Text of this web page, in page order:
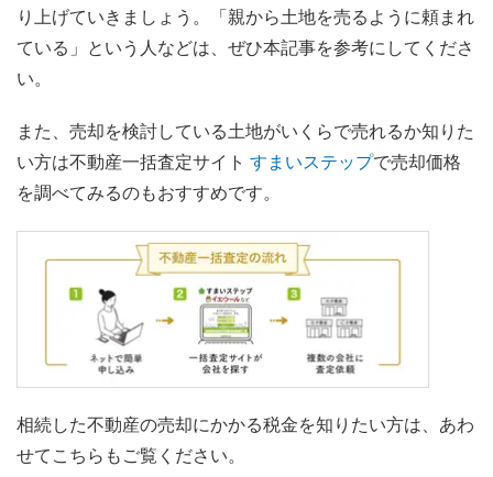
り上げていきましょう。「親から土地を売るように頼まれ
ている」という人などは、ぜひ本記事を参考にしてくださ
い。
また、売却を検討している土地がいくらで売れるか知りた
い方は不動産一括査定サイト すまいステップで売却価格
を調べてみるのもおすすめです。
相続した不動産の売却にかかる税金を知りたい方は、あわ
せてこちらもご覧ください。